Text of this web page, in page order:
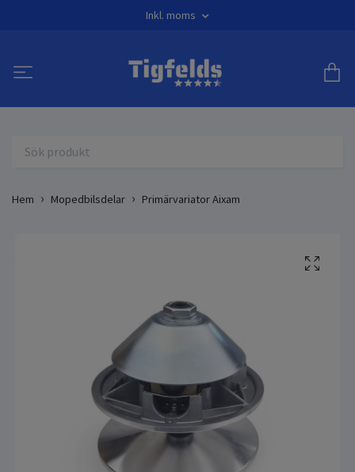
Inkl. moms
Hem Mopedbilsdelar Primärvariator Aixam